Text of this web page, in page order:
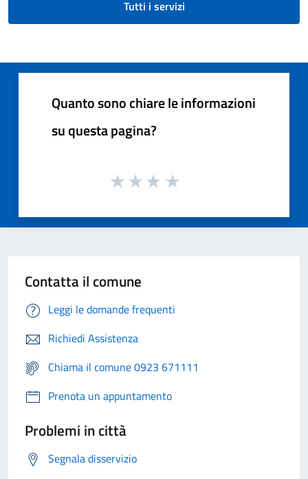
Tutti i servizi
Quanto sono chiare le informazioni
su questa pagina?
Contatta il comune
Leggi le domande frequenti
Richiedi Assistenza
Chiama il comune 0923 671111
Prenota un appuntamento
Problemi in città
Segnala disservizio